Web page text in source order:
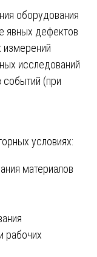
оборудования
явных дефектов
измерений
исследований
событий (при
условиях:
материалов
рабочих